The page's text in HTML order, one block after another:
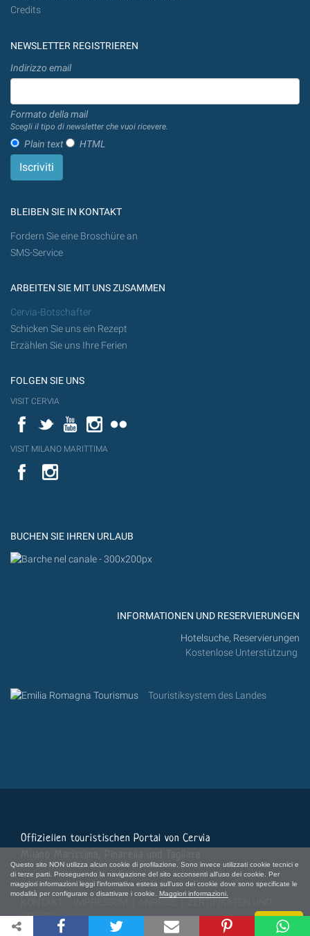
Questo sito NON utilizza alcun cookie di profilazione. Sono invece utilizzati cookie tecnici e
di terze parti. Proseguendo la navigazione del sito acconsenti all'uso dei cookie. Per
maggiori informazioni leggi l'informativa estesa sull'uso dei cookie dove sono specificate le
modalità per configurare o disattivare i cookie. Maggiori informazioni.
Chiudi
Credits
NEWSLETTER REGISTRIEREN
Indirizzo email
Formato della mail
Scegli il tipo di newsletter che vuoi ricevere.
Plain text HTML
BLEIBEN SIE IN KONTAKT
Fordern Sie eine Broschüre an
SMS-Service
ARBEITEN SIE MIT UNS ZUSAMMEN
Cervia-Botschafter
Schicken Sie uns ein Rezept
Erzählen Sie uns Ihre Ferien
FOLGEN SIE UNS
VISIT CERVIA
FacebookTwitterYouTubeInstagram
VISIT MILANO MARITTIMA
YouTube
BUCHEN SIE IHREN URLAUB
INFORMATIONEN UND RESERVIERUNGEN
Hotelsuche, Reservierungen
Kostenlose Unterstützung
Touristiksystem des Landes
Offiziellen touristischen Portal von Cervia
PREISEN